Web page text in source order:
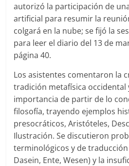
autorizó la participación de
artificial para resumir la
colgará en la nube; se fijó la
para leer el diario del 13 de
página 40.
Los asistentes comentaron la
tradición metafísica occidental
importancia de partir de lo
filosofía, trayendo ejemplos
presocráticos, Aristóteles,
Ilustración. Se discutieron
terminológicos y de
Dasein, Ente, Wesen) y la